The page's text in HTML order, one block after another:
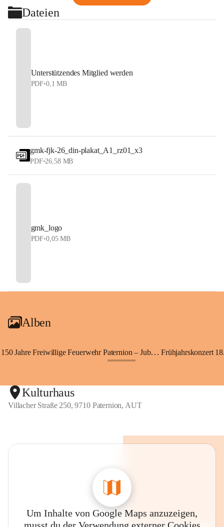
Dateien
Unterstützendes Mitglied werden
PDF•0,1 MB
gmk-fjk-26_din-plakat_A1_rz01_x3
PDF•26,58 MB
gmk_logo
PDF•0,05 MB
Alben
150 Jahre Freiwillige Feuerwehr Paternion – Jubiläumsfest Frühjahrskonzert
Kulturhaus
Villacher Straße 250, 9710 Paternion, AUT
Um Inhalte von Google Maps anzuzeigen,